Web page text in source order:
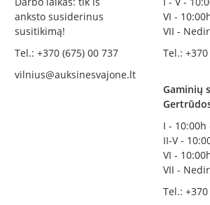
anksto susiderinus
susitikimą!
Tel.: +370 (675) 00 737
vilnius@auksinesvajone.lt
VI -
VII -
Tel.:
Gaminių
I - 10:00h
II-V -
VI -
VII -
Tel.: